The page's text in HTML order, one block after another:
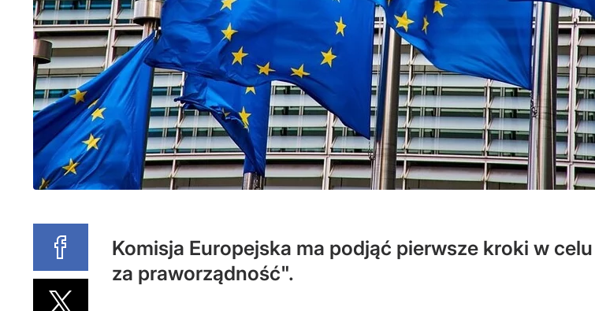
Komisja Europejska ma podjąć pierwsze kroki w
za praworządność".